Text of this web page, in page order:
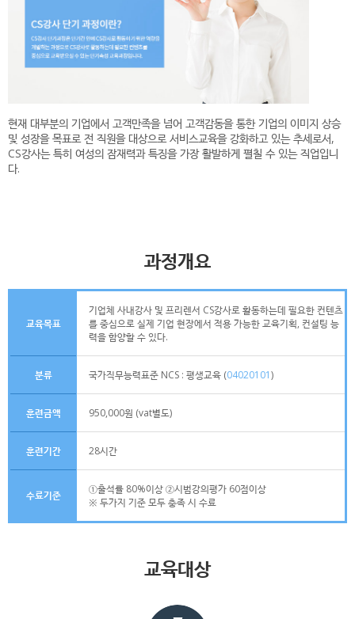
현재 대부분의 기업에서 고객만족을 넘어 고객감동을 통한 기업의 이미지 상승
및 성장을 목표로 전 직원을 대상으로 서비스교육을 강화하고 있는 추세로서,
CS강사는 특히 여성의 잠재력과 특징을 가장 활발하게 펼칠 수 있는 직업입니
다.
과정개요
교육목표
기업체 사내강사 및 프리렌서 CS강사로 활동하는데 필요한 컨텐츠
를 중심으로 실제 기업 현장에서 적용 가능한 교육기획, 컨설팅 능
력을 함양할 수 있다.
분류 국가직무능력표준 NCS : 평생교육 (04020101)
훈련금액 950,000원 (vat별도)
훈련기간 28시간
수료기준
①출석률 80%이상 ②시범강의평가 60점이상
※ 두가지 기준 모두 충족 시 수료
교육대상